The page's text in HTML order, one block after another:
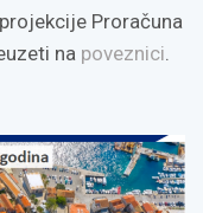
Proračuna
na poveznici.